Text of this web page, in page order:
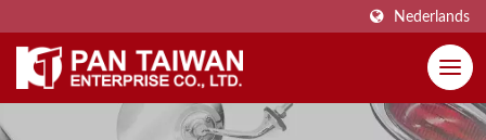
Nederlands